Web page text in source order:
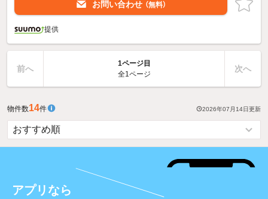
お問い合わせ （無料）
提供
前へ
1ページ目
全1ページ
次へ
物件数14件 2026年07月14日更新
アプリなら